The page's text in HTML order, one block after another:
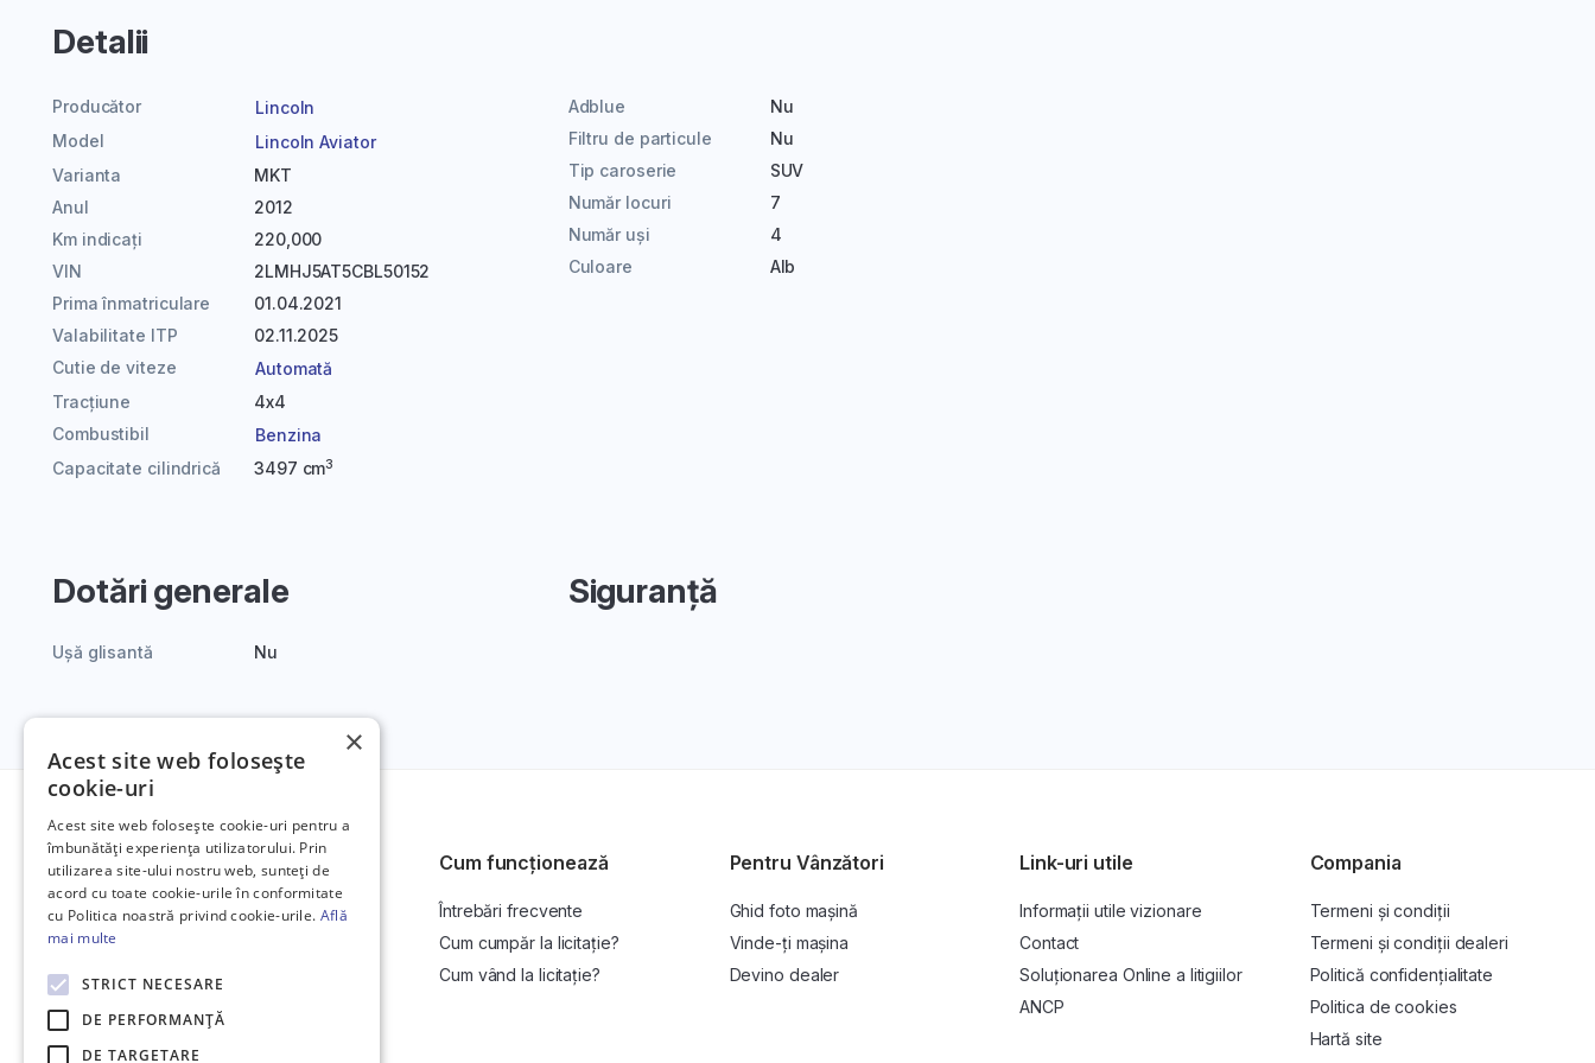
Detalii
Producător
Lincoln
Model
Lincoln Aviator
Varianta
MKT
Anul
2012
Km indicați
220,000
VIN
2LMHJ5AT5CBL50152
Prima înmatriculare
01.04.2021
Valabilitate ITP
02.11.2025
Cutie de viteze
Automată
Tracțiune
4x4
Combustibil
Benzina
Capacitate cilindrică
3497 cm3
Adblue
Nu
Filtru de particule
Nu
Tip caroserie
SUV
Număr locuri
7
Număr uși
4
Culoare
Alb
Dotări generale
Ușă glisantă Nu
Siguranță
Platformă de anunțuri auto și licitații
auto online.
Cum funcționează
Întrebări frecvente
Cum cumpăr la licitație?
Cum vând la licitație?
Pentru Vânzători
Ghid foto mașină
Vinde-ți mașina
Devino dealer
Link-uri utile
Informații utile vizionare
Contact
Soluționarea Online a litigiilor
ANCP
Compania
Termeni și condiții
Termeni și condiții dealeri
Politică confidențialitate
Politica de cookies
Hartă site
×
Acest site web folosește
cookie-uri
Acest site web folosește cookie-uri pentru a
îmbunătăți experiența utilizatorului. Prin
utilizarea site-ului nostru web, sunteți de
acord cu toate cookie-urile în conformitate
cu Politica noastră privind cookie-urile. Află
mai multe
STRICT NECESARE
DE PERFORMANȚĂ
DE TARGETARE